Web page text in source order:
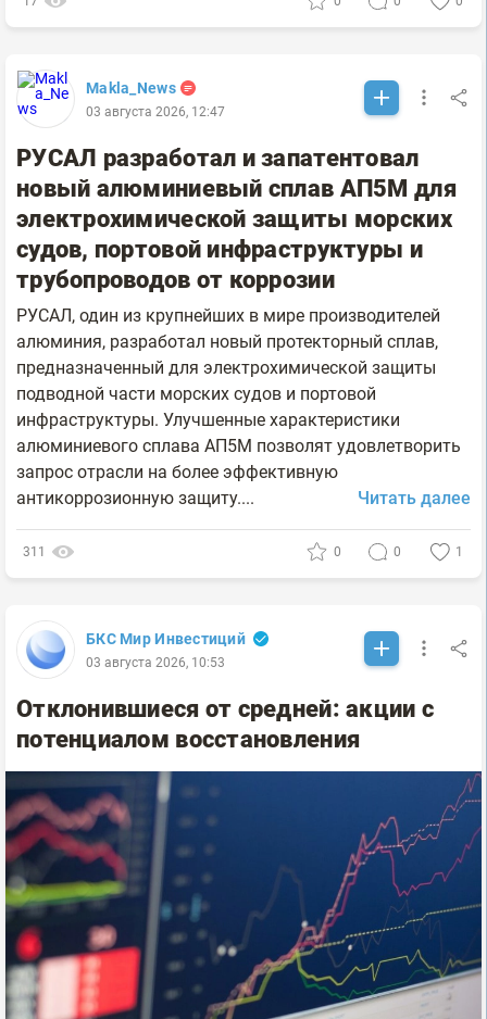
Makla_News
03 августа 2026, 12:47
РУСАЛ разработал и запатентовал
новый алюминиевый сплав АП5М для
электрохимической защиты морских
судов, портовой инфраструктуры и
трубопроводов от коррозии
РУСАЛ, один из крупнейших в мире производителей
алюминия, разработал новый протекторный сплав,
предназначенный для электрохимической защиты
подводной части морских судов и портовой
инфраструктуры. Улучшенные характеристики
алюминиевого сплава АП5М позволят удовлетворить
запрос отрасли на более эффективную
антикоррозионную защиту....
Читать далее
311 0 0 1
БКС Мир Инвестиций
03 августа 2026, 10:53
Отклонившиеся от средней: акции с
потенциалом восстановления